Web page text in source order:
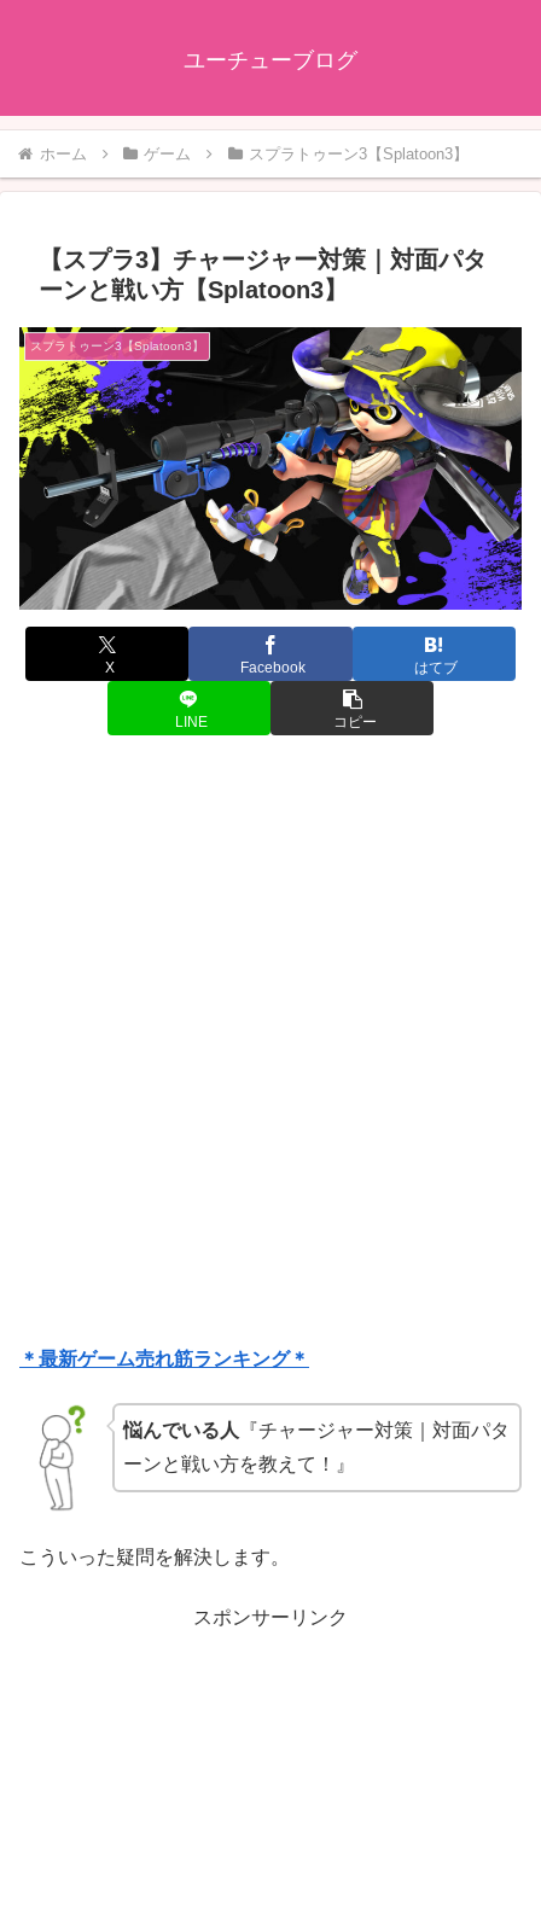
ユーチューブログ
ホーム ゲーム スプラトゥーン3【Splatoon3】
【スプラ3】チャージャー対策｜対面パタ
ーンと戦い方【Splatoon3】
スプラトゥーン3【Splatoon3】
X Facebook はてブ
LINE コピー
＊最新ゲーム売れ筋ランキング＊
悩んでいる人 『チャージャー対策｜対面パタ
ーンと戦い方を教えて！』
こういった疑問を解決します。
スポンサーリンク